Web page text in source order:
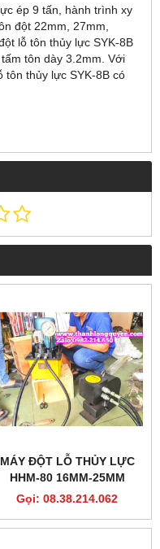
ép 9 tấn, hành trình xy
đột 22mm, 27mm,
lỗ tôn thủy lực SYK-8B
tôn dày 3.2mm. Với
tôn thủy lực SYK-8B có
MÁY ĐỘT LỖ THỦY LỰC
HHM-80 16MM-25MM
Gọi: 08.38.214.062